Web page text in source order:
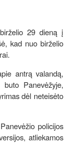
29 dieną į
kad nuo birželio
antrą valandą,
Panevėžyje,
dėl neteisėto
policijos
atliekamos